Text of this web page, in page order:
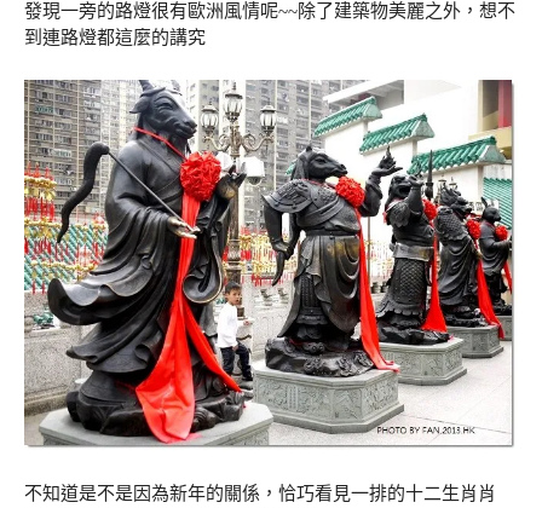
發現一旁的路燈很有歐洲風情呢~~除了建築物美麗之外，想不
到連路燈都這麼的講究
不知道是不是因為新年的關係，恰巧看見一排的十二生肖肖